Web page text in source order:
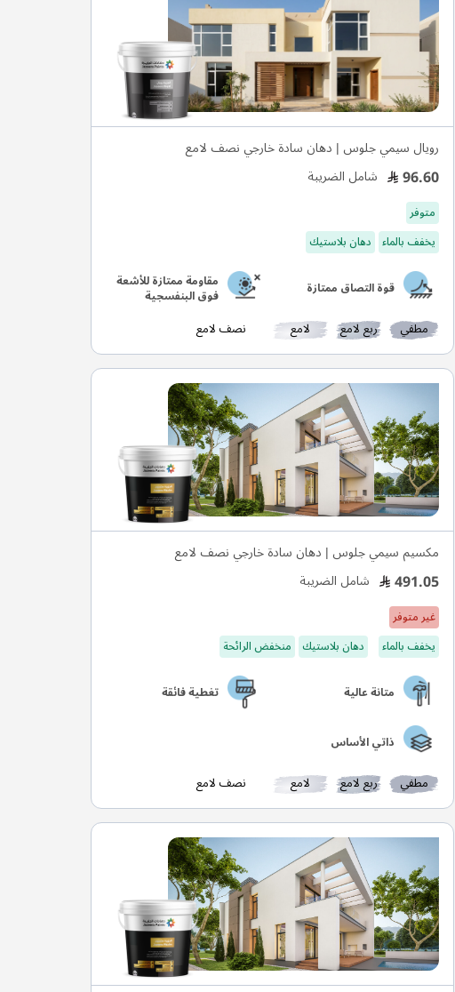
رويال سيمي جلوس | دهان سادة خارجي نصف لامع
96.60 شامل الضريبة
متوفر
يخفف بالماء دهان بلاستيك
قوة التصاق ممتازة مقاومة ممتازة للأشعة
فوق البنفسجية
مطفي ربع لامع لامع نصف لامع
مكسيم سيمي جلوس | دهان سادة خارجي نصف لامع
491.05 شامل الضريبة
غير متوفر
يخفف بالماء
دهان بلاستيك منخفض الرائحة
متانة عالية تغطية فائقة
ذاتي الأساس
مطفي ربع لامع لامع نصف لامع